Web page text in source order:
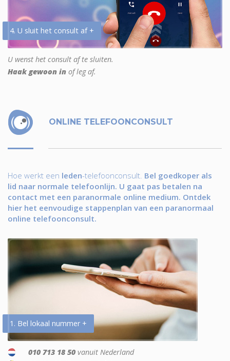
4. U sluit het consult af +
U wenst het consult af te sluiten.
Haak gewoon in of leg af.
ONLINE TELEFOONCONSULT
Hoe werkt een leden-telefoonconsult. Bel goedkoper als
lid naar normale telefoonlijn. U gaat pas betalen na
contact met een paranormale online medium. Ontdek
hier het eenvoudige stappenplan van een paranormaal
online telefoonconsult.
1. Bel lokaal nummer +
010 713 18 50 vanuit Nederland